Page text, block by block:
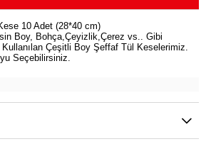
10 Adet (28*40 cm)
Boy, Bohça,Çeyizlik,Çerez vs.. Gibi
Çeşitli Boy Şeffaf Tül Keselerimiz.
Seçebilirsiniz.